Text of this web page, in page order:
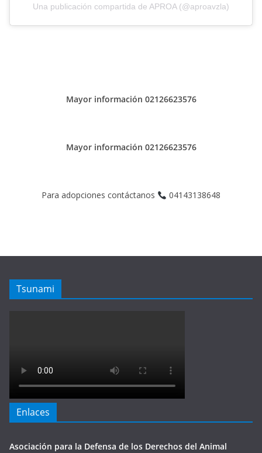
Una publicación compartida de APROA (@aproavzla)
Mayor información 02126623576
Mayor información 02126623576
Para adopciones contáctanos 04143138648
Tsunami
Enlaces
Asociación para la Defensa de los Derechos del Animal